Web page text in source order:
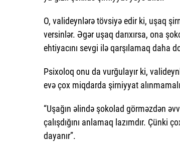
O, valideynlərə tövsiyə edir ki, uşaq
versinlər. Əgər uşaq darıxırsa, ona
ehtiyacını sevgi ilə qarşılamaq daha
Psixoloq onu da vurğulayır ki,
evə çox miqdarda şirniyyat
“Uşağın əlində şokolad görməzdən
çalışdığını anlamaq lazımdır. Çünki
dayanır”.